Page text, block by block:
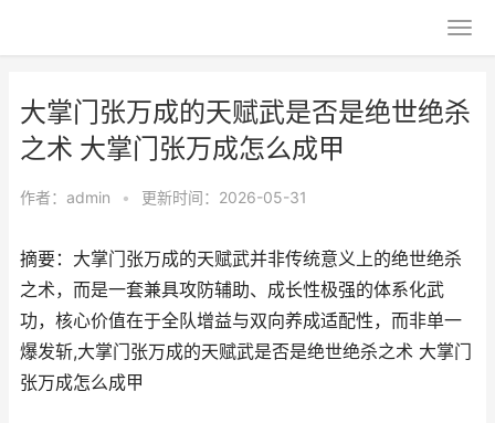
大掌门张万成的天赋武是否是绝世绝杀
之术 大掌门张万成怎么成甲
作者： admin • 更新时间：2026-05-31
摘要：大掌门张万成的天赋武并非传统意义上的绝世绝杀
之术，而是一套兼具攻防辅助、成长性极强的体系化武
功，核心价值在于全队增益与双向养成适配性，而非单一
爆发斩,大掌门张万成的天赋武是否是绝世绝杀之术 大掌门
张万成怎么成甲